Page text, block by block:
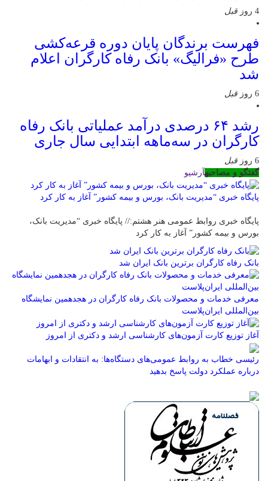
4 روز قبل
فهرست برندگان پایان دوره قرعه‌کشی
طرح «فرالیگ» بانک رفاه کارگران اعلام
شد
6 روز قبل
رشد ۶۴ درصدی درآمد عملیاتی بانک رفاه
کارگران در سه‌ماهه ابتدایی سال جاری
6 روز
قبل
گفتگو و مصاحبهآرشیو
پایگاه خبری “مدیریت بانک، بورس و بیمه کشور” آغاز به کار کرد
پایگاه خبری روابط عمومی هنر هشتم:// پایگاه خبری “مدیریت بانک،
بورس و بیمه کشور” آغاز به کار کرد
بانک رفاه کارگران برترین بانک ایران شد
معرفی خدمات و محصولات بانک رفاه کارگران در هجدهمین نمایشگاه
بین‌المللی ایران‌پلاست
آغاز توزیع کارت آزمون‌های کارشناسی ارشد و دکتری از امروز
رئیسی خطاب به روابط عمومی‌های دستگاه‌ها: به انتقادات و ابهامات
درباره عملکرد دولت پاسخ بدهید